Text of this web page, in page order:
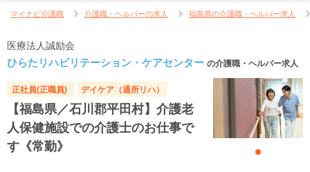
マイナビ介護職 介護職・ヘルパーの求人 福島県の介護職・ヘルパー求人
医療法人誠励会
ひらたリハビリテーション・ケアセンター の介護職・ヘルパー求人
正社員(正職員) デイケア（通所リハ）
【福島県／石川郡平田村】介護老
人保健施設での介護士のお仕事で
す《常勤》